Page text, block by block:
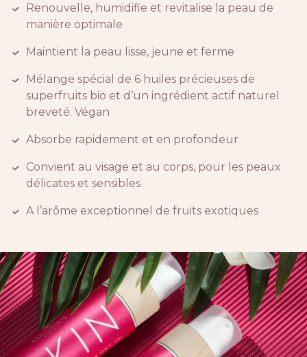
Renouvelle, humidifie et revitalise la peau de
manière optimale
Maintient la peau lisse, jeune et ferme
Mélange spécial de 6 huiles précieuses de
superfruits bio et d’un ingrédient actif naturel
breveté. Végan
Absorbe rapidement et en profondeur
Convient au visage et au corps, pour les peaux
délicates et sensibles
A l’arôme exceptionnel de fruits exotiques